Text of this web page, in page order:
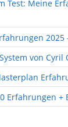
Test: Meine
2025
von Cyril
Erfahrungen +